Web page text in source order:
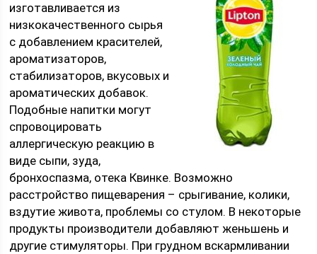
изготавливается из
низкокачественного сырья
с добавлением красителей,
ароматизаторов,
стабилизаторов, вкусовых и
ароматических добавок.
Подобные напитки могут
спровоцировать
аллергическую реакцию в
виде сыпи, зуда,
бронхоспазма, отека Квинке. Возможно
расстройство пищеварения – срыгивание, колики,
вздутие живота, проблемы со стулом. В некоторые
продукты производители добавляют женьшень и
другие стимуляторы. При грудном вскармливании